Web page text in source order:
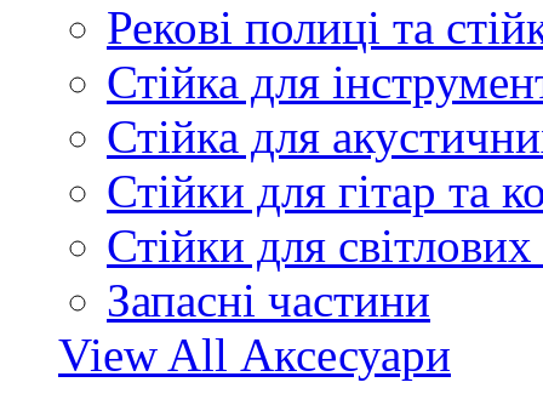
Рекові полиці та
Стійка для
Стійка для
Стійки для гітар та
Стійки для
Запасні частини
View All Аксесуари